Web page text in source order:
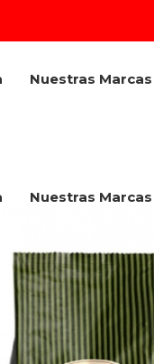
Nuestras Marcas
Nuestras Marcas